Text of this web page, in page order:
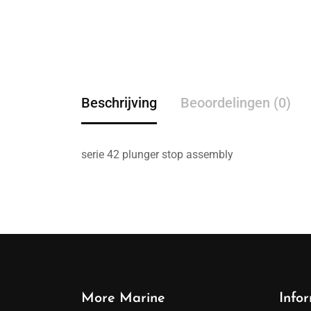
Beschrijving Beoordelingen (0)
serie 42 plunger stop assembly
More Marine